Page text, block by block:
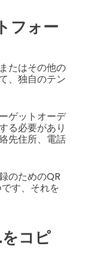
フォー
たはその他の
、独自のテン
ゲットオーデ
る必要があり
先住所、電話
のためのQR
す、それを
コピ